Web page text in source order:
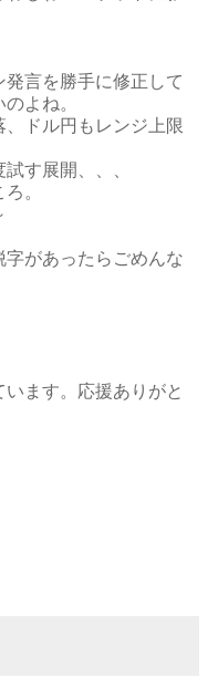
言を勝手に修正して
よね。
、ドル円もレンジ上限
す展開、、、
。
があったらごめんな
います。応援ありがと